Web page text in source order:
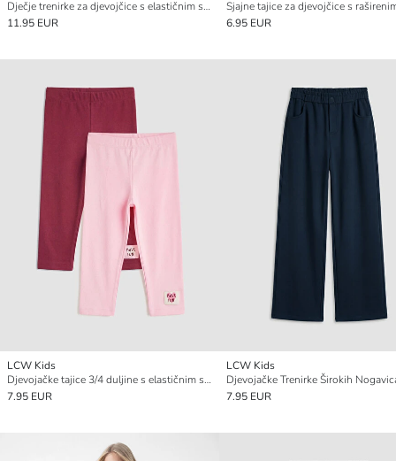
Dječje trenirke za djevojčice s elastičnim strukom
11.95 EUR
6.95 EUR
LCW Kids
Djevojačke tajice 3/4 duljine s elastičnim strukom, pakiranje od 2 komada
7.95 EUR
LCW Kids
Djevojačke Trenirke Širokih
7.95 EUR